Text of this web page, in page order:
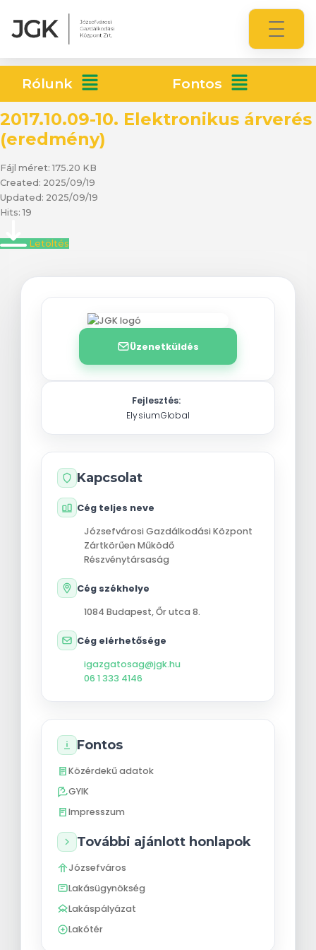
Rólunk Fontos
2017.10.09-10. Elektronikus árverés
(eredmény)
Fájl méret: 175.20 KB
Created: 2025/09/19
Updated: 2025/09/19
Hits: 19
Letöltés
Üzenetküldés
Fejlesztés:
ElysiumGlobal
Kapcsolat
Cég teljes neve
Józsefvárosi Gazdálkodási Központ
Zártkörűen Működő
Részvénytársaság
Cég székhelye
1084 Budapest,Őr utca 8.
Cég elérhetősége
igazgatosag@jgk.hu
06 1 333 4146
Fontos
Közérdekű adatok
GYIK
Impresszum
További ajánlott honlapok
Józsefváros
Lakásügynökség
Lakáspályázat
Lakótér